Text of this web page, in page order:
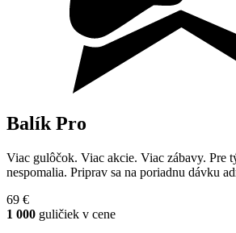
Balík Pro
Viac gulôčok. Viac akcie. Viac zábavy. Pre
nespomalia. Priprav sa na poriadnu dávku
69 €
1 000 guličiek v cene